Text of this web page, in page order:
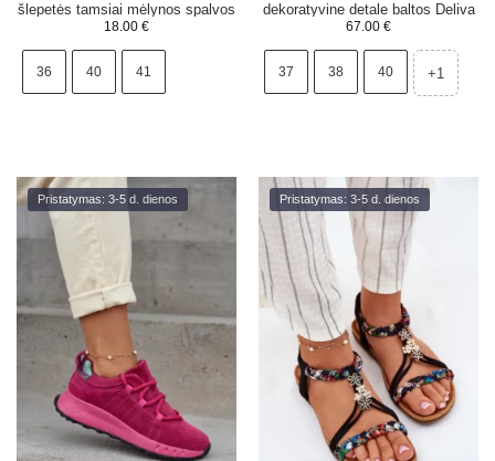
šlepetės tamsiai mėlynos spalvos
Ardanica
18.00 €
36 40 41
dekoratyvine detale baltos Deliva
67.00 €
37 38 40 +1
Pristatymas: 3-5 d. dienos Pristatymas: 3-5 d. dienos